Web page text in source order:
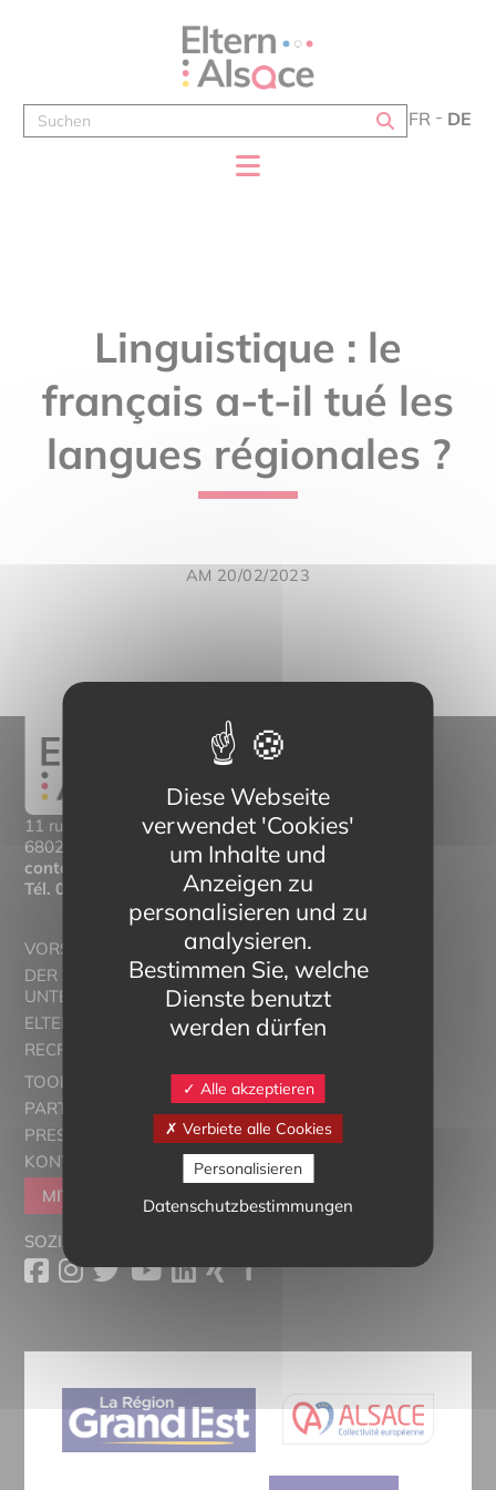
FR DE
Linguistique : le
français a-t-il tué les
langues régionales ?
AM 20/02/2023
11 rue Mittlerweg,
68025 Colmar Cedex
contact@eltern-bilinguisme.org
Tél. 03 89 20 46 74
VORSTELLUNG
DER ZWEISPRACHIGE
UNTERRICHT
ELTERN ALSACE - EUROSTAGES
RECRUTORRS
TOOLBOX
PARTNER
PRESSESCHAU
KONTAKT
MITGLIEDER WERDEN
SOZIALE MEDIEN
Diese Webseite
verwendet 'Cookies'
um Inhalte und
Anzeigen zu
personalisieren und zu
analysieren.
Bestimmen Sie, welche
Dienste benutzt
werden dürfen
Alle akzeptieren
Verbiete alle Cookies
Personalisieren
Datenschutzbestimmungen